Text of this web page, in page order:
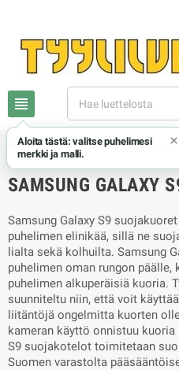
view_headline
chevron_rightSamsung chevron_right Samsung Galaxy S9
SAMSUNG GALAXY
Samsung Galaxy S9
puhelimen elinikää, sillä ne
lialta sekä kolhuilta. Samsung
puhelimen oman rungon
puhelimen alkuperäisiä kuoria.
suunniteltu niin, että voit
liitäntöjä ongelmitta kuorten
kameran käyttö onnistuu
S9 suojakotelot toimitetaan
Suomen varastolta
Aloita tästä: valitse puhelimesi
merkki ja malli.
×